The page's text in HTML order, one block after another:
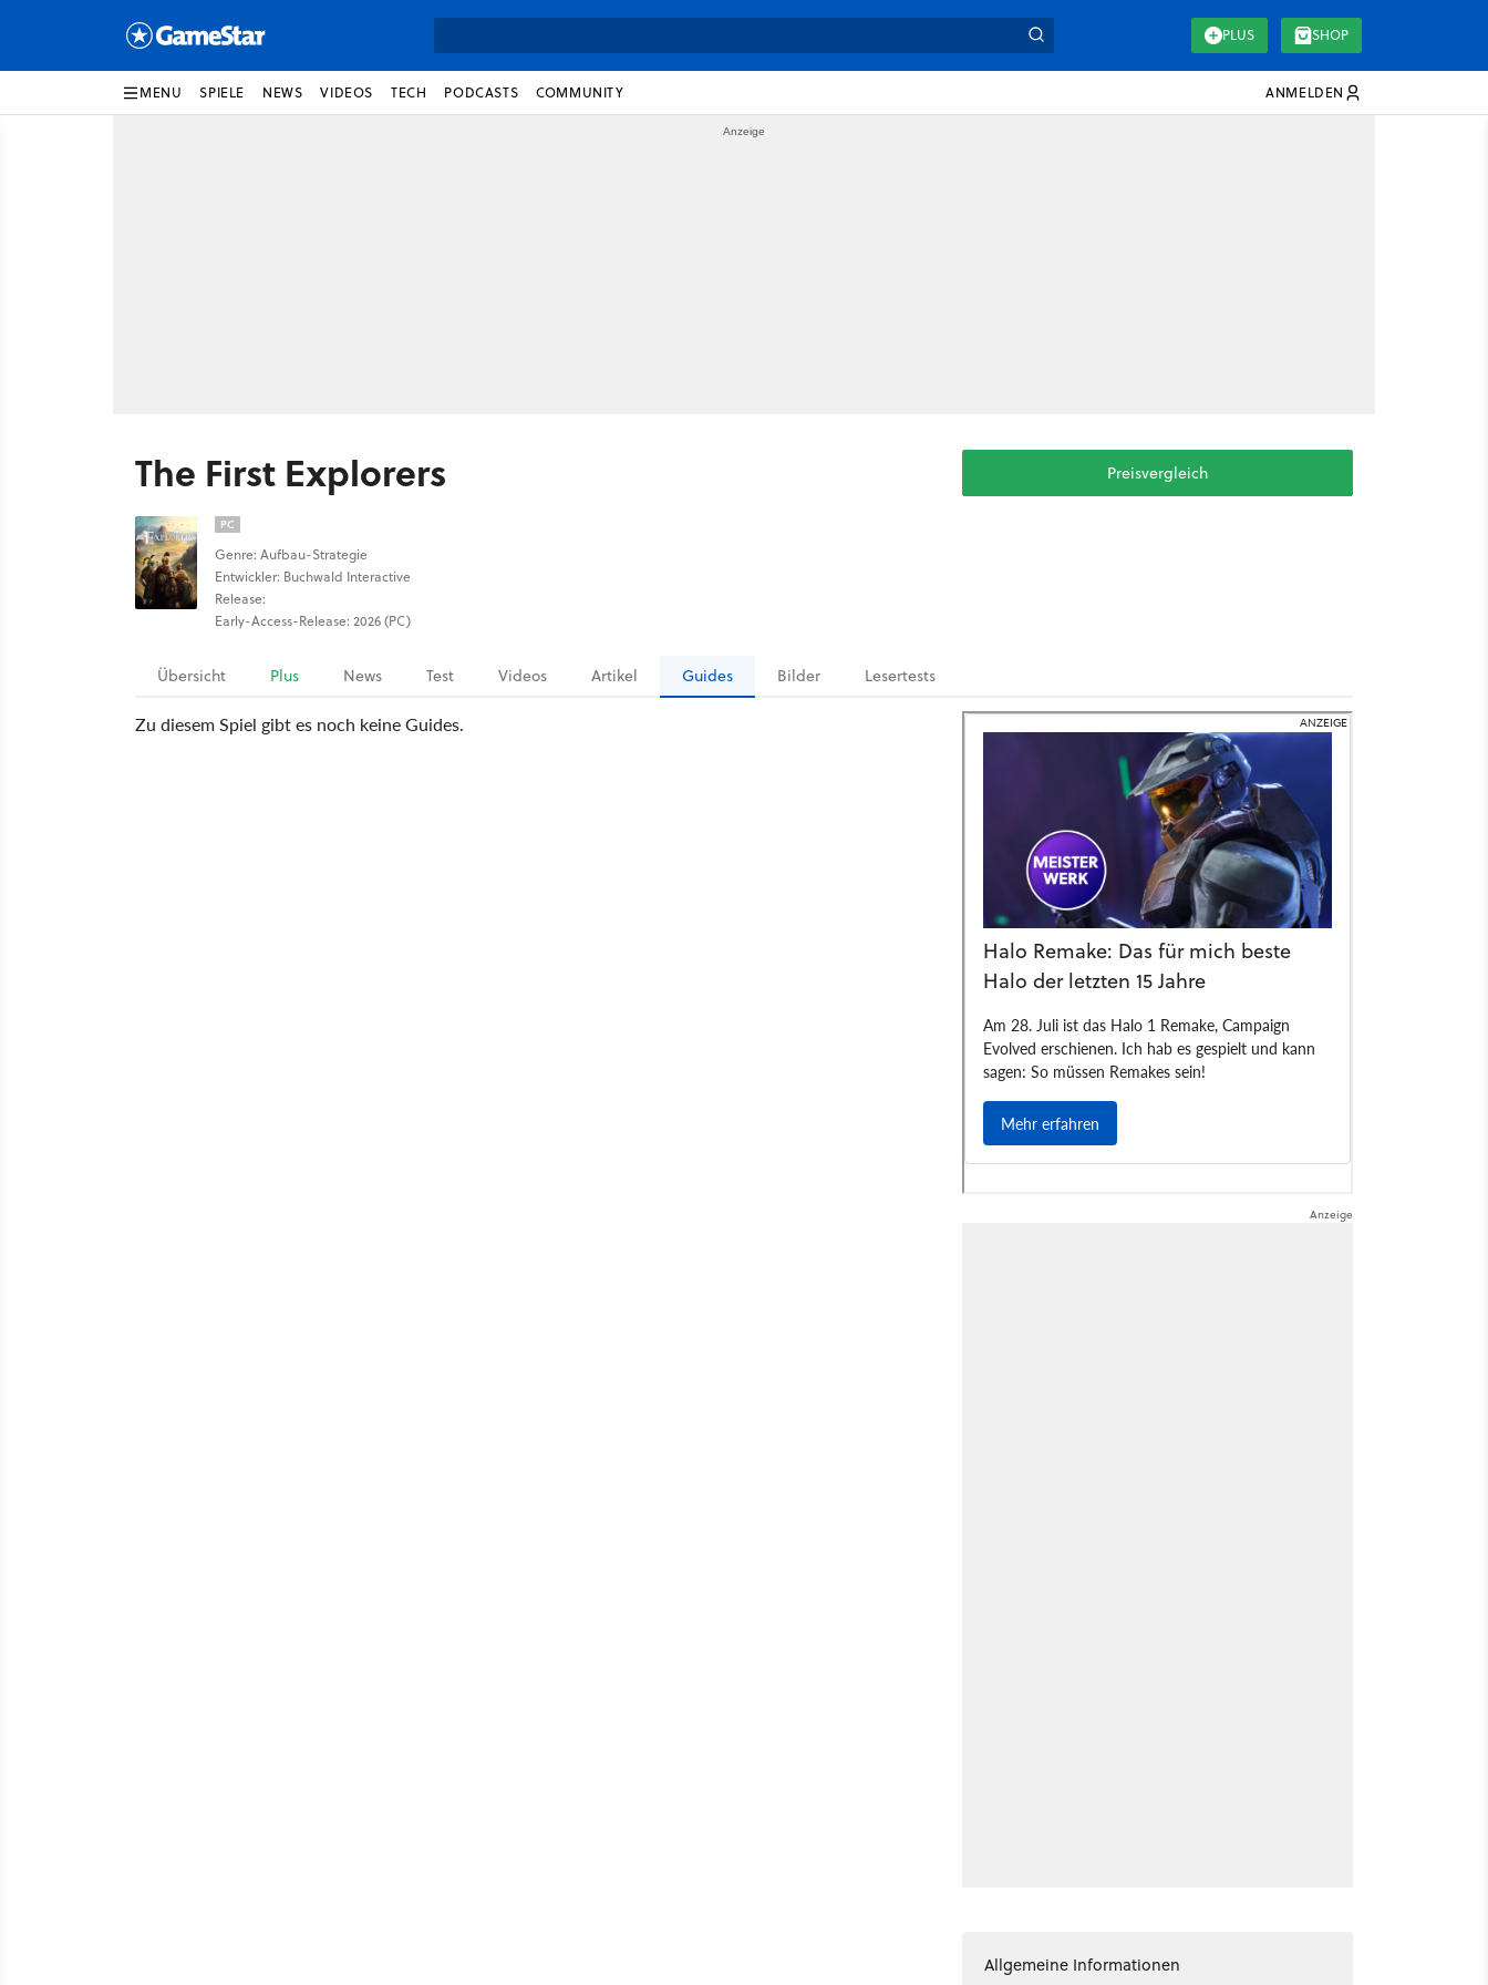
PLUS SHOP
MENU SPIELE NEWS VIDEOS TECH PODCASTS COMMUNITY ANMELDEN
The First Explorers
PC
Genre: Aufbau-Strategie
Entwickler: Buchwald Interactive
Release:
Early-Access-Release: 2026 (PC)
Preisvergleich
Übersicht Plus News Test Videos Artikel Guides Bilder Lesertests
Zu diesem Spiel gibt es noch keine Guides.
Allgemeine Informationen